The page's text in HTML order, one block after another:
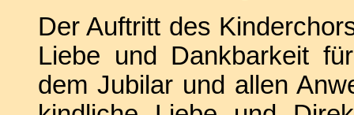
Der Auftritt des
Liebe und Dankbarkeit
dem Jubilar und allen